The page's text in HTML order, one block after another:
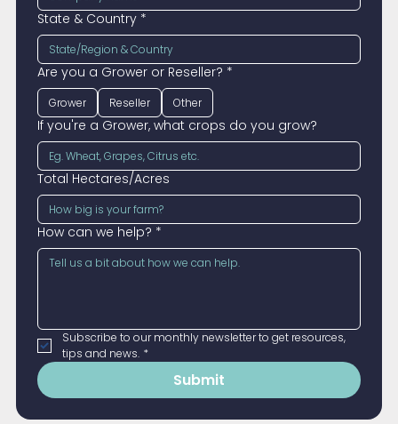
State & Country *
Are you a Grower or Reseller? *
Grower Reseller Other
If you're a Grower, what crops do you grow?
Total Hectares/Acres
How can we help? *
Subscribe to our monthly newsletter to get resources,
tips and news. *
Submit